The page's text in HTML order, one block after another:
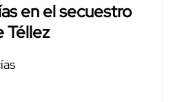
en el secuestro
Téllez